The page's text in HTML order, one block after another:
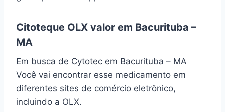
Citoteque OLX valor em Bacurituba –
MA
Em busca de Cytotec em Bacurituba – MA
Você vai encontrar esse medicamento em
diferentes sites de comércio eletrônico,
incluindo a OLX.